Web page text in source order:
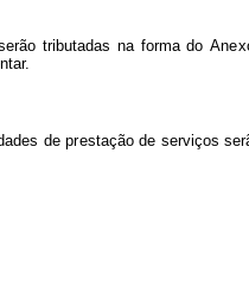
tri butadas na forma do Ane
tar.
ades de prestação de serviços ser